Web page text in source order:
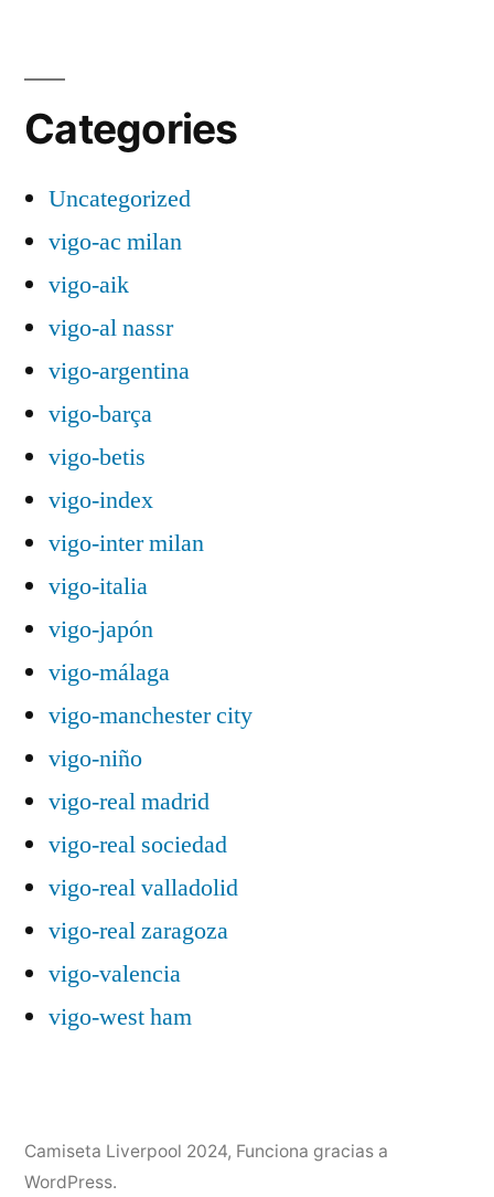
Categories
Uncategorized
vigo-ac milan
vigo-aik
vigo-al nassr
vigo-argentina
vigo-barça
vigo-betis
vigo-index
vigo-inter milan
vigo-italia
vigo-japón
vigo-málaga
vigo-manchester city
vigo-niño
vigo-real madrid
vigo-real sociedad
vigo-real valladolid
vigo-real zaragoza
vigo-valencia
vigo-west ham
Camiseta Liverpool 2024, Funciona gracias a
WordPress.